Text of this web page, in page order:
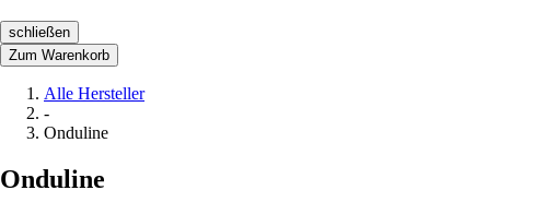
schließen
Zum Warenkorb
Alle Hersteller
-
Onduline
Onduline